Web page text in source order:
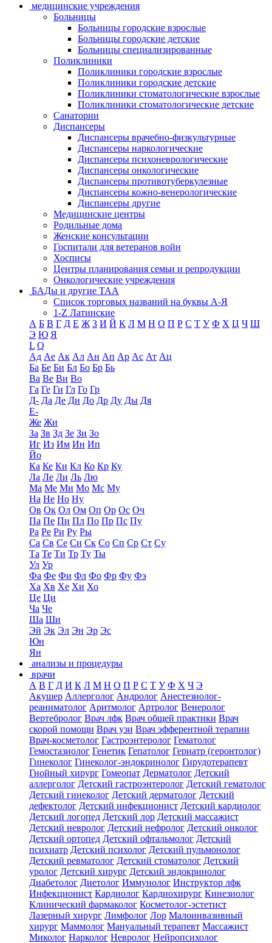
медицинские учреждения
Больницы
Больницы городские взрослые
Больницы городские детские
Больницы специализированные
Поликлиники
Поликлиники городские взрослые
Поликлиники городские детские
Поликлиники стоматологические взрослые
Поликлиники стоматологические детские
Санатории
Диспансеры
Диспансеры врачебно-физкультурные
Диспансеры наркологические
Диспансеры психоневрологические
Диспансеры онкологические
Диспансеры противотуберкулезные
Диспансеры кожно-венерологические
Диспансеры другие
Медицинские центры
Родильные дома
Женские консультации
Госпитали для ветеранов войн
Хосписы
Центры планирования семьи и репродукции
Онкологические учреждения
БАДы и другие ТАА
Список торговых названий на буквы А-Я
1-Z Латинские
А Б В Г Д Е Ж З И Й К Л М Н О П Р С Т У Ф Х Ц Ч Ш
Э Ю Я
L Q
Ад Ае Ак Ал Ан Ап Ар Ас Ат Ац
Ба Бе Би Бл Бо Бр Бь
Ва Ве Ви Во
Га Ге Ги Гл Го Гр
Д- Да Де Ди До Др Ду Ды Дя
Е-
Же Жи
За Зв Зд Зе Зи Зо
Иг Из Им Ин Ип
Йо
Ка Ке Ки Кл Ко Кр Ку
Ла Ле Ли Ль Лю
Ма Ме Ми Мо Мс Му
На Не Но Ну
Ов Ок Ол Ом Оп Ор Ос Оч
Па Пе Пи Пл По Пр Пс Пу
Ра Ре Ри Ру Ры
Са Св Се Си Ск Со Сп Ср Ст Су
Та Те Ти Тр Ту Ты
Ул Ур
Фа Фе Фи Фл Фо Фр Фу Фэ
Ха Хв Хе Хи Хо
Це Ци
Ча Че
Ша Ши
Эй Эк Эл Эн Эр Эс
Юн
Ян
анализы и процедуры
врачи
А В Г Д И К Л М Н О П Р С Т У Ф Х Ч Э
Акушер Аллерголог Андролог Анестезиолог-
реаниматолог Аритмолог Артролог Венеролог
Вертебролог Врач лфк Врач общей практики Врач
скорой помощи Врач узи Врач эфферентной терапии
Врач-косметолог Гастроэнтеролог Гематолог
Гемостазиолог Генетик Гепатолог Гериатр (геронтолог)
Гинеколог Гинеколог-эндокринолог Гирудотерапевт
Гнойный хирург Гомеопат Дерматолог Детский
аллерголог Детский гастроэнтеролог Детский гематолог
Детский гинеколог Детский дерматолог Детский
дефектолог Детский инфекционист Детский кардиолог
Детский логопед Детский лор Детский массажист
Детский невролог Детский нефролог Детский онколог
Детский ортопед Детский офтальмолог Детский
психиатр Детский психолог Детский пульмонолог
Детский ревматолог Детский стоматолог Детский
уролог Детский хирург Детский эндокринолог
Диабетолог Диетолог Иммунолог Инструктор лфк
Инфекционист Кардиолог Кардиохирург Кинезиолог
Клинический фармаколог Косметолог-эстетист
Лазерный хирург Лимфолог Лор Малоинвазивный
хирург Маммолог Мануальный терапевт Массажист
Миколог Нарколог Невролог Нейропсихолог